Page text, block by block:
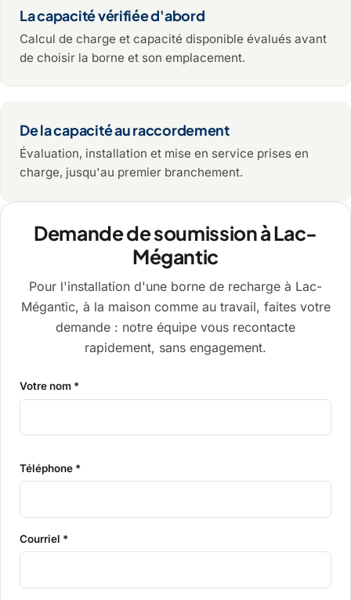
La capacité vérifiée d'abord
Calcul de charge et capacité disponible évalués avant
de choisir la borne et son emplacement.
De la capacité au raccordement
Évaluation, installation et mise en service prises en
charge, jusqu'au premier branchement.
Demande de soumission à Lac-
Mégantic
Pour l'installation d'une borne de recharge à Lac-
Mégantic, à la maison comme au travail, faites votre
demande : notre équipe vous recontacte
rapidement, sans engagement.
Votre nom *
Téléphone *
Courriel *